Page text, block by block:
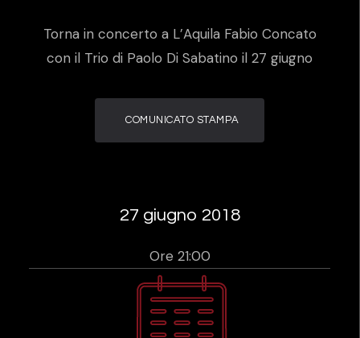
Torna in concerto a L’Aquila Fabio Concato
con il Trio di Paolo Di Sabatino il 27 giugno
COMUNICATO STAMPA
27 giugno 2018
Ore 21:00